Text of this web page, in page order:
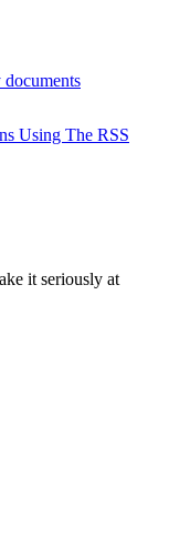
Using The RSS
it seriously at